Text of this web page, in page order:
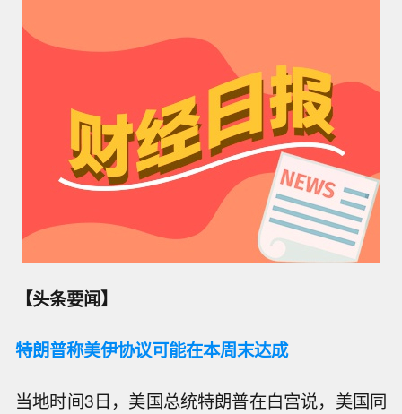
【头条要闻】
特朗普称美伊协议可能在本周末达成
当地时间3日，美国总统特朗普在白宫说，美国同